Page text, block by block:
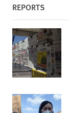
REPORTS